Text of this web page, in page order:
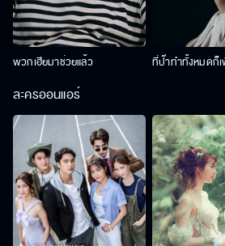
พวกเฮียมาช่วยแล้ว ที่ป๊าทำทั้งหมดก็เ
ละครออนแอร์